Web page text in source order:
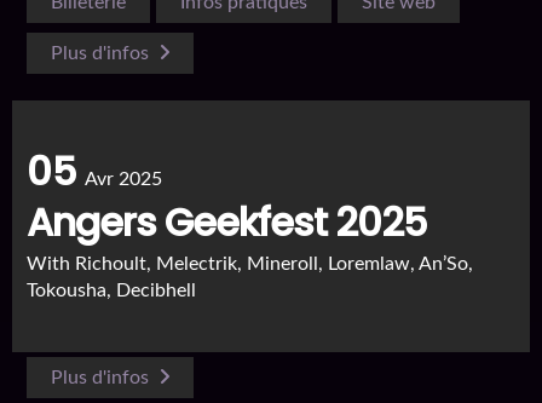
Plus d'infos
05 Avr 2025
Angers Geekfest 2025
With Richoult, Melectrik, Mineroll, Loremlaw, An’So,
Tokousha, Decibhell
Plus d'infos